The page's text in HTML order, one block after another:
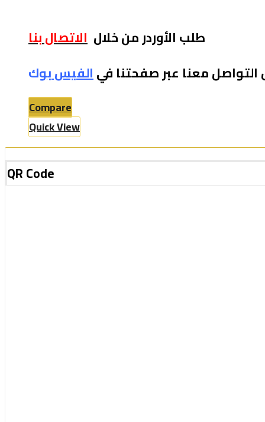
طلب الأوردر من خلال الاتصال بنا
التواصل معنا عبر صفحتنا فيالفيس بوك
Compare
Quick View
QR Code